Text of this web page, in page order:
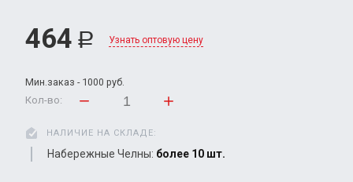
464 Р Узнать оптовую цену
Мин.заказ - 1000 руб.
Кол-во:
НАЛИЧИЕ НА СКЛАДЕ:
Набережные Челны: более 10 шт.